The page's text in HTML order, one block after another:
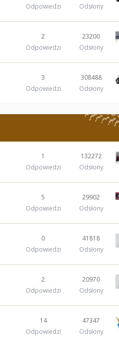
Odpowiedzi
Odsłony
2
Odpowiedzi
23200
Odsłony
3
Odpowiedzi
308488
Odsłony
1
Odpowiedzi
132272
Odsłony
5
Odpowiedzi
29902
Odsłony
0
Odpowiedzi
41818
Odsłony
2
Odpowiedzi
20970
Odsłony
14
Odpowiedzi
47347
Odsłony